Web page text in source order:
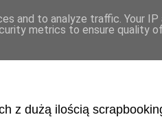
z dużą ilością
and to analyze traffic. Your IP
metrics to ensure quality